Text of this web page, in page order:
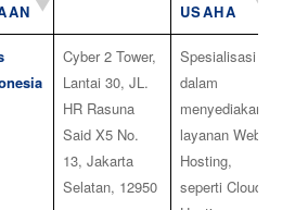
USAHA
Cyber 2 Tower,
Lantai 30, JL.
HR Rasuna
Said X5 No.
13, Jakarta
Selatan, 12950
Spesialisasi
dalam
menyediakan
layanan Web
Hosting,
seperti Cloud